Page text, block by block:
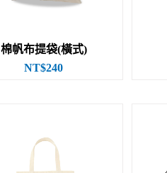
棉帆布提袋(橫式)
NT$240